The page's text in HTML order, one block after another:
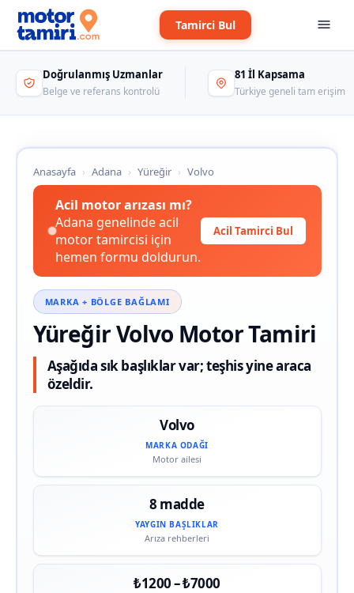
Tamirci Bul
Doğrulanmış Uzmanlar
Belge ve referans kontrolü
81 İl Kapsama
Türkiye geneli tam erişim
Anasayfa › Adana › Yüreğir › Volvo
Acil motor arızası mı?
Adana genelinde acil
motor tamircisi için
hemen formu doldurun.
Acil Tamirci Bul
MARKA + BÖLGE BAĞLAMI
Yüreğir Volvo Motor Tamiri
Aşağıda sık başlıklar var; teşhis yine araca
özeldir.
Volvo
MARKA ODAĞI
Motor ailesi
8 madde
YAYGIN BAŞLIKLAR
Arıza rehberleri
₺1200 – ₺7000